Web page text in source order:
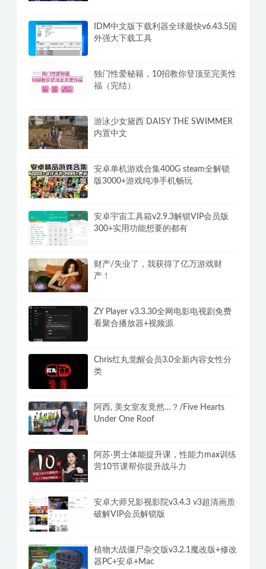
IDM中文版下载利器全球最快v6.43.5国
外强大下载工具
独门性爱秘籍，10招教你登顶至完美性
福（完结）
游泳少女黛西 DAISY THE SWIMMER
内置中文
安卓单机游戏合集400G steam全解锁
版3000+游戏纯净手机畅玩
安卓宇宙工具箱v2.9.3解锁VIP会员版
300+实用功能想要的都有
财产/失业了，我获得了亿万游戏财
产！
ZY Player v3.3.30全网电影电视剧免费
看聚合播放器+视频源
Chris红丸觉醒会员3.0全新内容女性分
类
阿西, 美女室友竟然…？/Five Hearts
Under One Roof
阿苏·男士体能提升课，性能力max训练
营10节课帮你提升战斗力
安卓大师兄影视影院v3.4.3 v3超清画质
破解VIP会员解锁版
植物大战僵尸杂交版v3.2.1魔改版+修改
器PC+安卓+Mac